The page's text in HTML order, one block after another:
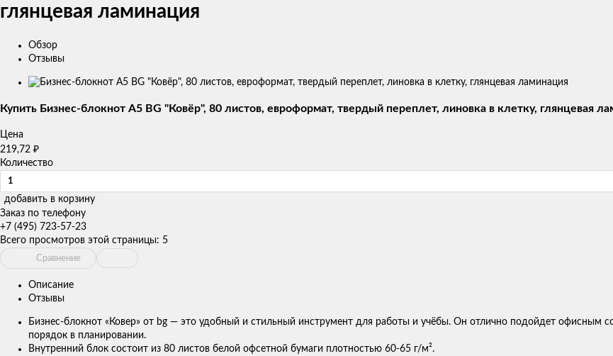
глянцевая ламинация
Обзор
Отзывы
Изображения
товаров
Купить Бизнес-блокнот А5 BG "Ковёр", 80 листов, евроформат, твердый переплет, линовка в клетку, глянцевая
Цена
219,72 ₽
Количество
добавить в корзину
Заказ по телефону
+7 (495) 723-57-23
Всего просмотров этой страницы: 5
Сравнение
Описание
Отзывы
Бизнес-блокнот «Ковер» от bg — это удобный и стильный инструмент для работы и учёбы. Он отлично подойдет офисным
порядок в планировании.
Внутренний блок состоит из 80 листов белой офсетной бумаги плотностью 60-65 г/м².